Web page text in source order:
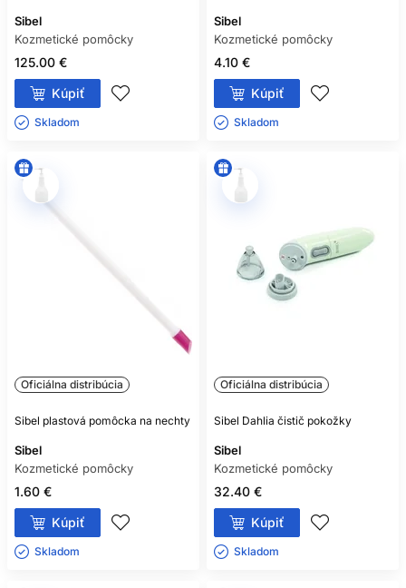
Sibel
Kozmetické pomôcky
125.00 €
Kúpiť
Skladom ㅤ
Sibel
Kozmetické pomôcky
4.10 €
Kúpiť
Skladom ㅤ
Oficiálna distribúcia
Sibel plastová pomôcka na nechty
Sibel
Kozmetické pomôcky
1.60 €
Kúpiť
Skladom ㅤ
Oficiálna distribúcia
Sibel Dahlia čistič pokožky
Sibel
Kozmetické pomôcky
32.40 €
Kúpiť
Skladom ㅤ